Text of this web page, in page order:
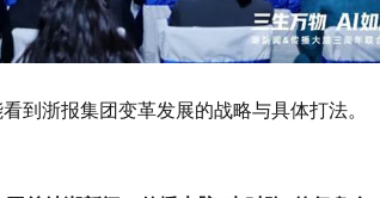
到浙报集团变革发展的战略与具体打法。